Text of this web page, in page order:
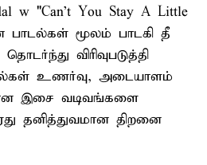
w "Can't You Stay A Little
பாடல்கள் மூலம் பாடகி தீ
விரிவுபடுத்தி
உணர்வு, அடையாளம்
இசை வடிவங்களை
தனித்துவமான திறனை